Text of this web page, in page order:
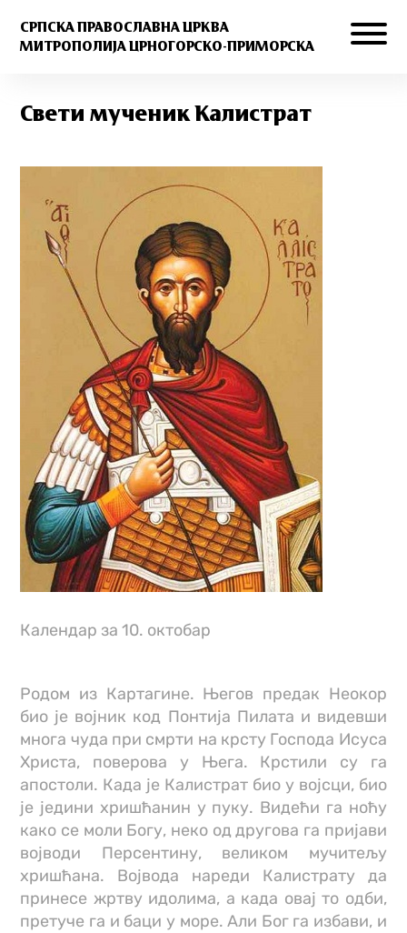
СРПСКА ПРАВОСЛАВНА ЦРКВА
МИТРОПОЛИЈА ЦРНОГОРСКО-ПРИМОРСКА
Свети мученик Калистрат
Календар за 10. октобар
Родом из Картагине. Његов предак Неокор
био је војник код Понтија Пилата и видевши
многа чуда при смрти на крсту Господа Исуса
Христа, поверова у Њега. Крстили су га
апостоли. Када је Калистрат био у војсци, био
је једини хришћанин у пуку. Видећи га ноћу
како се моли Богу, неко од другова га пријави
војводи Персентину, великом мучитељу
хришћана. Војвода нареди Калистрату да
принесе жртву идолима, а када овај то одби,
претуче га и баци у море. Али Бог га избави, и